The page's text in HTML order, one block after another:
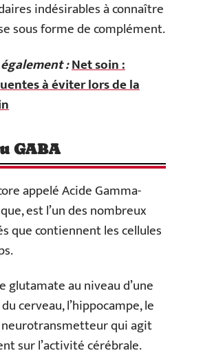
indésirables à connaître
sous forme de complément.
:Net soin :
à éviter lors de la
GABA
appelé Acide Gamma-
est l’un des nombreux
que contiennent les cellules
glutamate au niveau d’une
cerveau, l’hippocampe, le
neurotransmetteur qui agit
sur l’activité cérébrale.